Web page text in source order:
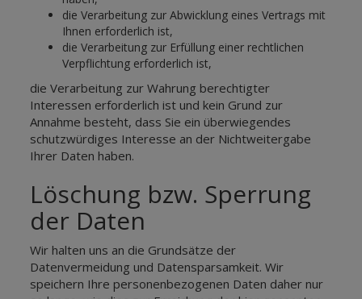
die Verarbeitung zur Abwicklung eines Vertrags mit
Ihnen erforderlich ist,
die Verarbeitung zur Erfüllung einer rechtlichen
Verpflichtung erforderlich ist,
die Verarbeitung zur Wahrung berechtigter
Interessen erforderlich ist und kein Grund zur
Annahme besteht, dass Sie ein überwiegendes
schutzwürdiges Interesse an der Nichtweitergabe
Ihrer Daten haben.
Löschung bzw. Sperrung
der Daten
Wir halten uns an die Grundsätze der
Datenvermeidung und Datensparsamkeit. Wir
speichern Ihre personenbezogenen Daten daher nur